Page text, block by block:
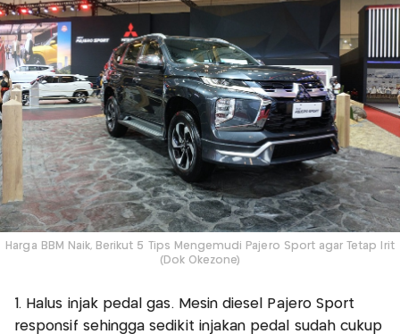
Harga BBM Naik, Berikut 5 Tips Mengemudi Pajero Sport agar Tetap Irit
(Dok Okezone)
1. Halus injak pedal gas. Mesin diesel Pajero Sport
responsif sehingga sedikit injakan pedal sudah cukup